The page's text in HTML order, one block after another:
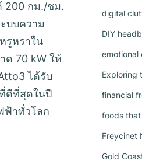
200 กม./ชม.
บบความ
รูหราใน
ด 70 kW ให้
ได้รับ
ดีที่สุดในปี
ฟ้าทั่วโลก
digital
DIY
emotional
Exploring
financial
foods
Freycinet
Gold